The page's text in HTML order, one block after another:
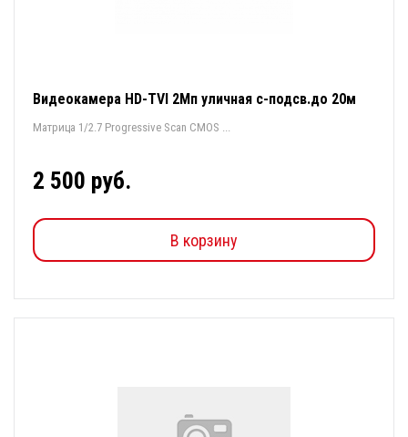
Видеокамера HD-TVI 2Мп уличная с-подсв.до 20м
Матрица 1/2.7 Progressive Scan CMOS ...
2 500 руб.
В корзину